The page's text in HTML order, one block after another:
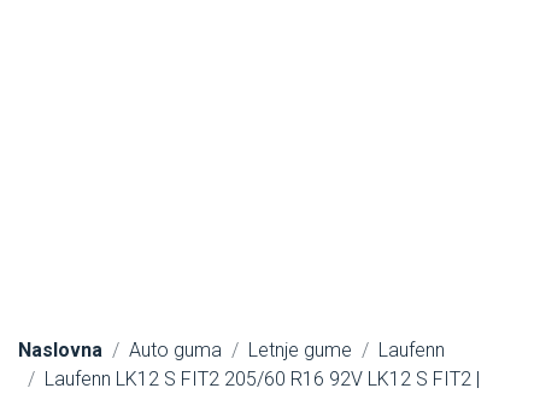
Naslovna Auto guma Letnje gume
Laufenn
Laufenn LK12 S FIT2 205/60 R16 92V LK12 S FIT2 |